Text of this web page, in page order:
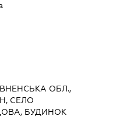
ОБЛ.,
СЕЛО
БУДИНОК